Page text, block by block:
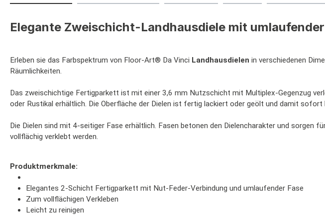
Elegante Zweischicht-Landhausdiele mit
Erleben sie das Farbspektrum von Floor-Art® Da Vinci Landhausdielen in verschiedenen
Räumlichkeiten.
Das zweischichtige Fertigparkett ist mit einer 3,6 mm Nutzschicht mit Multiplex-Gegenzug
oder Rustikal erhältlich. Die Oberfläche der Dielen ist fertig lackiert oder geölt und damit sofort
Die Dielen sind mit 4-seitiger Fase erhältlich. Fasen betonen den Dielencharakter und
vollflächig verklebt werden.
Produktmerkmale:
Elegantes 2-Schicht Fertigparkett mit Nut-Feder-Verbindung und umlaufender Fase
Zum vollflächigen Verkleben
Leicht zu reinigen